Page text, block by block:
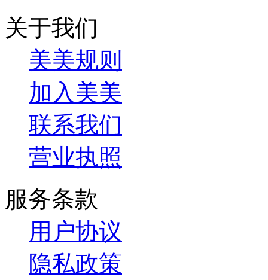
关于我们
美美规则
加入美美
联系我们
营业执照
服务条款
用户协议
隐私政策